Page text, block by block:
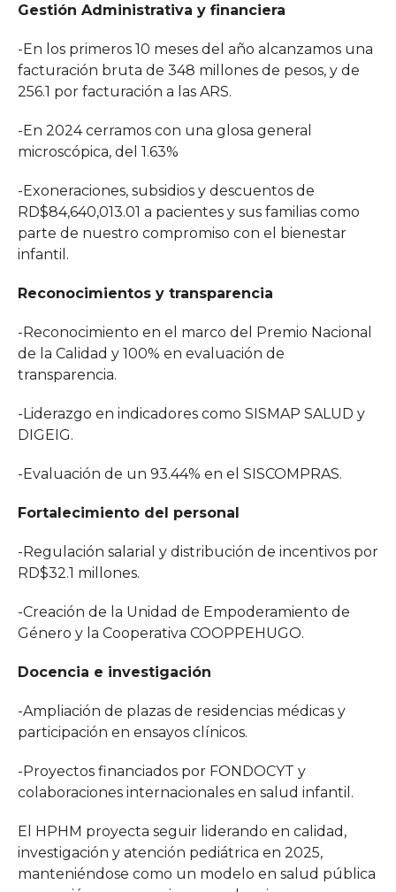
Gestión Administrativa y financiera
-En los primeros 10 meses del año alcanzamos una
facturación bruta de 348 millones de pesos, y de
256.1 por facturación a las ARS.
-En 2024 cerramos con una glosa general
microscópica, del 1.63%
-Exoneraciones, subsidios y descuentos de
RD$84,640,013.01 a pacientes y sus familias como
parte de nuestro compromiso con el bienestar
infantil.
Reconocimientos y transparencia
-Reconocimiento en el marco del Premio Nacional
de la Calidad y 100% en evaluación de
transparencia.
-Liderazgo en indicadores como SISMAP SALUD y
DIGEIG.
-Evaluación de un 93.44% en el SISCOMPRAS.
Fortalecimiento del personal
-Regulación salarial y distribución de incentivos por
RD$32.1 millones.
-Creación de la Unidad de Empoderamiento de
Género y la Cooperativa COOPPEHUGO.
Docencia e investigación
-Ampliación de plazas de residencias médicas y
participación en ensayos clínicos.
-Proyectos financiados por FONDOCYT y
colaboraciones internacionales en salud infantil.
El HPHM proyecta seguir liderando en calidad,
investigación y atención pediátrica en 2025,
manteniéndose como un modelo en salud pública